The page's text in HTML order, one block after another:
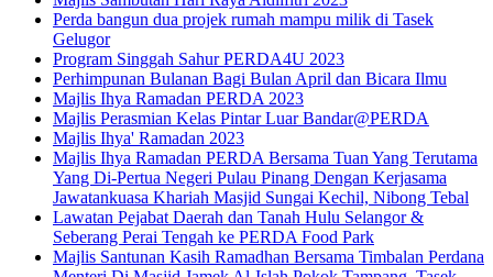
Perda bangun dua projek rumah mampu milik di Tasek
Gelugor
Program Singgah Sahur PERDA4U 2023
Perhimpunan Bulanan Bagi Bulan April dan Bicara Ilmu
Majlis Ihya Ramadan PERDA 2023
Majlis Perasmian Kelas Pintar Luar Bandar@PERDA
Majlis Ihya' Ramadan 2023
Majlis Ihya Ramadan PERDA Bersama Tuan Yang Terutama
Yang Di-Pertua Negeri Pulau Pinang Dengan Kerjasama
Jawatankuasa Khariah Masjid Sungai Kechil, Nibong Tebal
Lawatan Pejabat Daerah dan Tanah Hulu Selangor &
Seberang Perai Tengah ke PERDA Food Park
Majlis Santunan Kasih Ramadhan Bersama Timbalan Perdana